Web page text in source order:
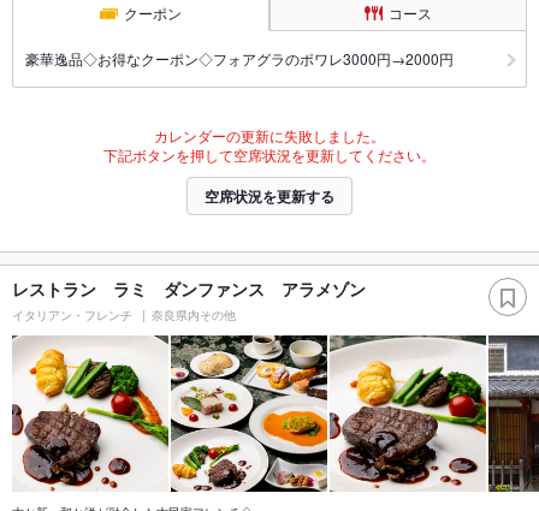
クーポン コース
豪華逸品◇お得なクーポン◇フォアグラのポワレ3000円→2000円
カレンダーの更新に失敗しました。
下記ボタンを押して空席状況を更新してください。
空席状況を更新する
レストラン ラミ ダンファンス アラメゾン
イタリアン・フレンチ 奈良県内その他